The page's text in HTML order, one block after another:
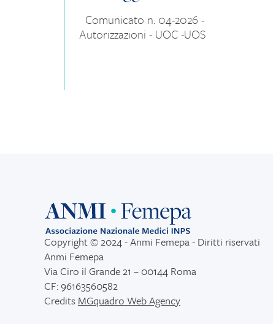
Comunicato n. 04-2026 -
Autorizzazioni - UOC -UOS
Copyright © 2024 - Anmi Femepa - Diritti riservati
Anmi Femepa
Via Ciro il Grande 21 – 00144 Roma
CF: 96163560582
Credits MGquadro Web Agency